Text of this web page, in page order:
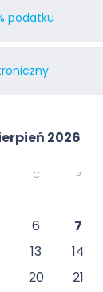
podatku
2026
C P
6 7
13 14
20 21